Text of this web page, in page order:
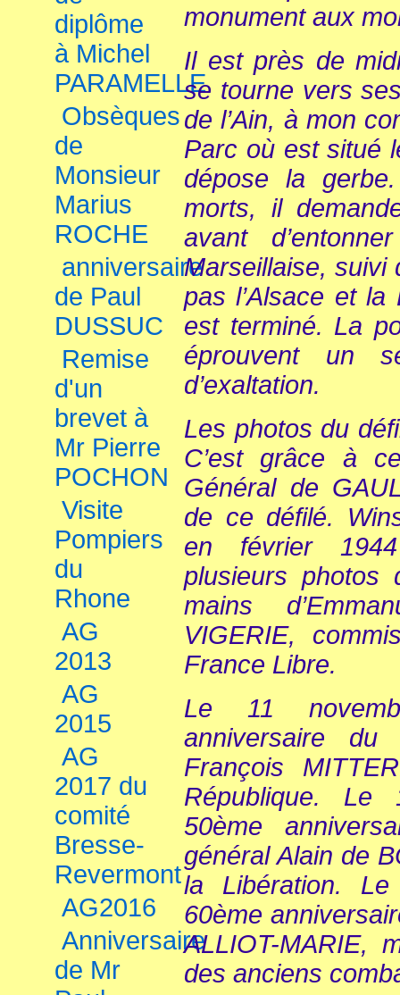
diplôme
à Michel
PARAMELLE
Obsèques
de
Monsieur
Marius
ROCHE
anniversaire
de Paul
DUSSUC
Remise
d'un
brevet à
Mr Pierre
POCHON
Visite
Pompiers
du
Rhone
AG
2013
AG
2015
AG
2017 du
comité
Bresse-
Revermont
AG2016
Anniversaire
de Mr
monument aux
Il est près de
se tourne vers
de l’Ain, à mon
Parc où est situé
dépose la
morts, il
avant
Marseillaise, suivi
pas l’Alsace et
est terminé. La
éprouvent un
d’exaltation.
Les photos du
C’est grâce à
Général de
de ce défilé.
en février
plusieurs photos
mains
VIGERIE,
France Libre.
Le 11
anniversaire
François
République. Le
50ème
général Alain de
la Libération.
60ème
ALLIOT-MARIE,
des anciens